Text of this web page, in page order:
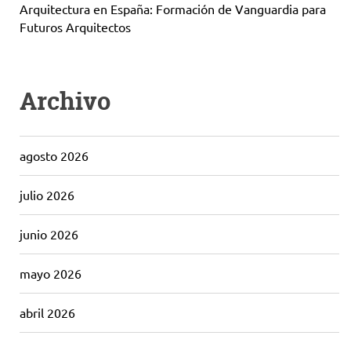
Arquitectura en España: Formación de Vanguardia para
Futuros Arquitectos
Archivo
agosto 2026
julio 2026
junio 2026
mayo 2026
abril 2026